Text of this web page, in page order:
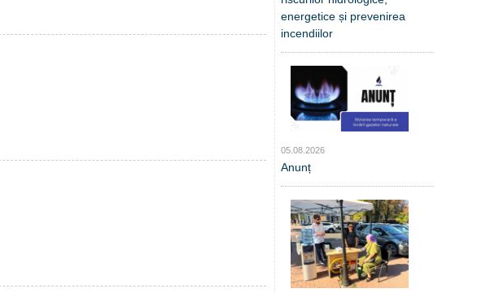
energetice și prevenirea
incendiilor
05.08.2026
Anunț